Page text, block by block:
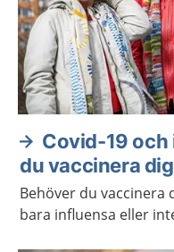
Covid-19 och
du vaccinera
Behöver du vaccinera
bara influensa eller